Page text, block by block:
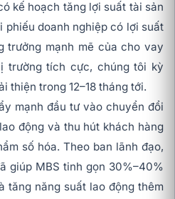
kế hoạch tăng lợi suất tài sản
phiếu doanh nghiệp có lợi suất
trưởng mạnh mẽ của cho vay
trường tích cực, chúng tôi kỳ
thiện trong 12–18 tháng tới.
mạnh đầu tư vào chuyển đổi
động và thu hút khách hàng
số hóa. Theo ban lãnh đạo,
giúp MBS tinh gọn 30%–40%
tăng năng suất lao động thêm